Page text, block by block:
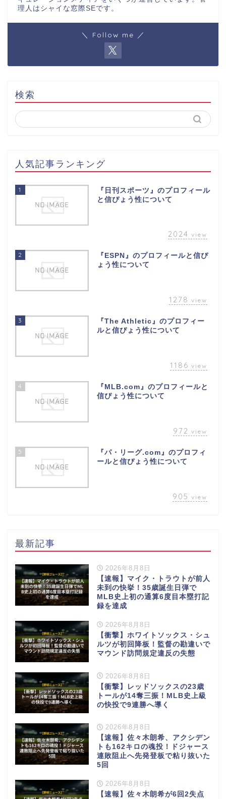
理人はシャイな窓際SEです。
＼ Follow me ／
検索
人気記事ランキング
1
『日刊スポーツ』のプロフィール
と信ぴょう性について
2024 view
2
『ESPN』のプロフィールと信ぴ
ょう性について
1278 view
3
『The Athletic』のプロフィー
ルと信ぴょう性について
1186 view
4
『MLB.com』のプロフィールと
信ぴょう性について
972 view
5
『パ・リーグ.com』のプロフィ
ールと信ぴょう性について
905 view
最新記事
2026年8月8日
【速報】マイク・トラウトが前人
未到の快挙！35歳誕生日弾で
MLB史上初の通算6度目本塁打記
録を達成
2026年8月8日
【衝撃】ホワイトソックス・シュ
ルツが初回降板！監督の勘違いで
マウンド訪問規定違反の失態
2026年8月8日
【衝撃】レッドソックスの23歳
トールが14奪三振！MLB史上級
の快投で9連勝へ導く
2026年8月8日
【速報】佐々木朗希、アクシデン
トも162キロの魂投！ドジャース
連敗阻止へ先発登板で粘り抜いた
5回
2026年8月8日
【速報】佐々木朗希が6回2失点